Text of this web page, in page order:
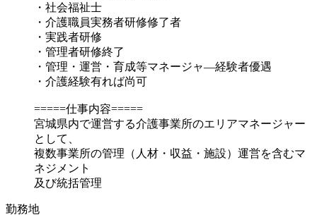
・社会福祉士
・介護職員実務者研修修了者
・実践者研修
・管理者研修終了
・管理・運営・育成等マネージャ―経験者優遇
・介護経験有れば尚可
=====仕事内容=====
宮城県内で運営する介護事業所のエリアマネージャー
として、
複数事業所の管理（人材・収益・施設）運営を含むマ
ネジメント
及び統括管理
勤務地